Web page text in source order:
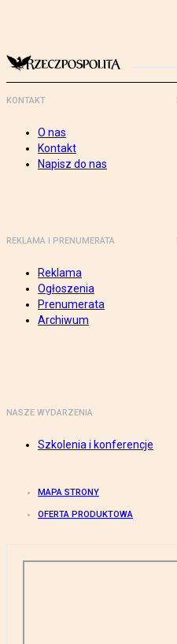
KONTAKT
O nas
Kontakt
Napisz do nas
REKLAMA I PRENUMERATA
Reklama
Ogłoszenia
Prenumerata
Archiwum
NASZE WYDARZENIA
Szkolenia i konferencje
MAPA STRONY
OFERTA PRODUKTOWA